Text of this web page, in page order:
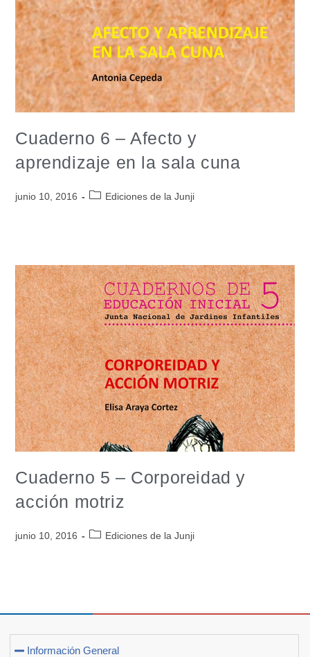
Cuaderno 6 – Afecto y
aprendizaje en la sala cuna
junio 10, 2016 Ediciones de la Junji
Cuaderno 5 – Corporeidad y
acción motriz
junio 10, 2016 Ediciones de la Junji
Información General